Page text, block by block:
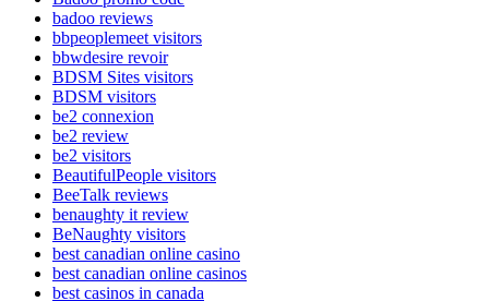
badoo reviews
bbpeoplemeet visitors
bbwdesire revoir
BDSM Sites visitors
BDSM visitors
be2 connexion
be2 review
be2 visitors
BeautifulPeople visitors
BeeTalk reviews
benaughty it review
BeNaughty visitors
best canadian online casino
best canadian online casinos
best casinos in canada